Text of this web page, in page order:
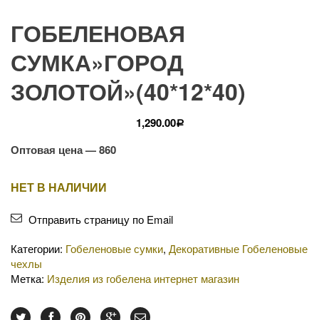
ГОБЕЛЕНОВАЯ
СУМКА»ГОРОД
ЗОЛОТОЙ»(40*12*40)
1,290.00Р
Оптовая цена — 860
НЕТ В НАЛИЧИИ
Отправить страницу по Email
Категории: Гобеленовые сумки, Декоративные Гобеленовые
чехлы
Метка: Изделия из гобелена интернет магазин